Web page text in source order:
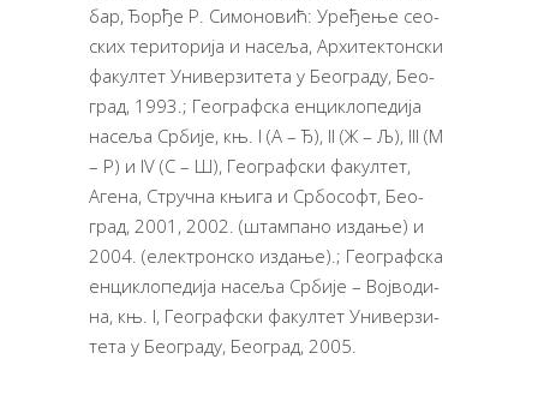
бар, Ђор­ђе Р. Си­мо­но­вић: Уре­ђе­ње се­о­
ских те­ри­то­ри­ја и на­се­ља, Ар­хи­тек­тон­ски
фа­кул­тет Уни­вер­зи­те­та у Бе­о­гра­ду, Бе­о­
град, 1993.; Ге­о­граф­ска ен­ци­кло­пе­ди­ја
на­се­ља Ср­би­је, књ. I (А – Ђ), II (Ж – Љ), III (М
– Р) и IV (С – Ш), Ге­о­граф­ски фа­кул­тет,
Аге­на, Струч­на књи­га и Ср­бо­софт, Бе­о­
град, 2001, 2002. (штам­па­но из­да­ње) и
2004. (елек­трон­ско из­да­ње).; Ге­о­граф­ска
ен­ци­кло­пе­ди­ја на­се­ља Ср­би­је – Вој­во­ди­
на, књ. I, Ге­о­граф­ски фа­кул­тет Уни­вер­зи­
те­та у Бе­о­гра­ду, Бе­о­град, 2005.